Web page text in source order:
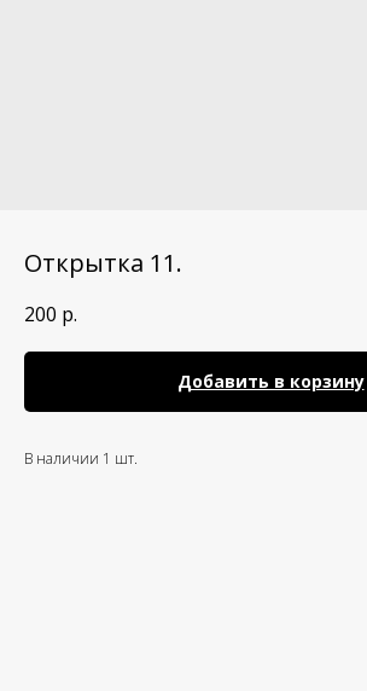
Открытка 11.
200 р.
Добавить в корзину
В наличии 1 шт.